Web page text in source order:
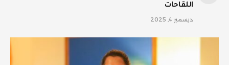
اللقاحات
ديسمبر 4, 2025